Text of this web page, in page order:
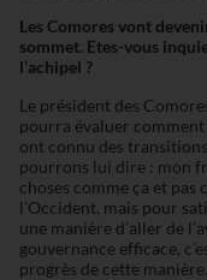
Les Comores vont
sommet. Etes-vous
l’achipel ?
Le président des
pourra évaluer
ont connu des
pourrons lui dire : mon
choses comme ça et pas
l’Occident, mais pour
une manière d’aller de
gouvernance efficace,
progrès de cette manière.